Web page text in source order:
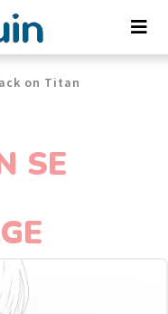
on Titan
SE